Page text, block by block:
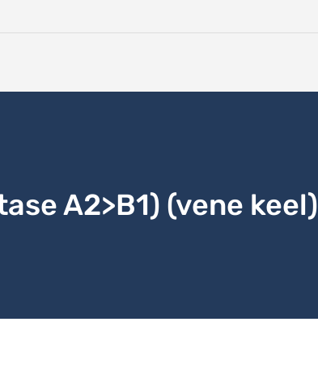
A2>B1) (vene keel)